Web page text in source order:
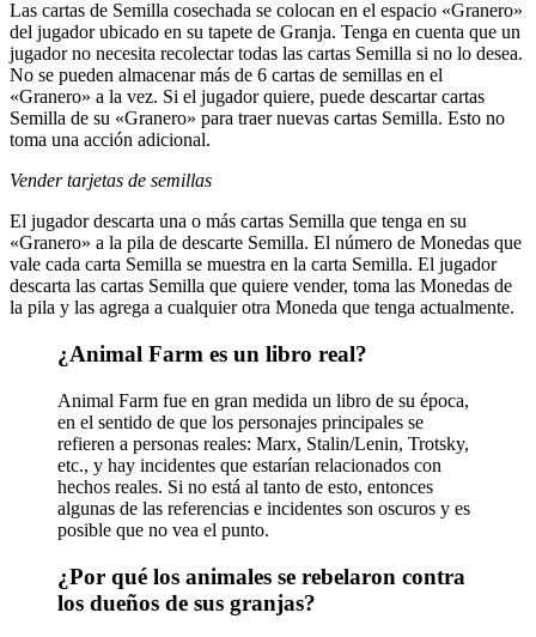
Las cartas de Semilla cosechada se colocan en el espacio «Granero»
del jugador ubicado en su tapete de Granja. Tenga en cuenta que un
jugador no necesita recolectar todas las cartas Semilla si no lo desea.
No se pueden almacenar más de 6 cartas de semillas en el
«Granero» a la vez. Si el jugador quiere, puede descartar cartas
Semilla de su «Granero» para traer nuevas cartas Semilla. Esto no
toma una acción adicional.
Vender tarjetas de semillas
El jugador descarta una o más cartas Semilla que tenga en su
«Granero» a la pila de descarte Semilla. El número de Monedas que
vale cada carta Semilla se muestra en la carta Semilla. El jugador
descarta las cartas Semilla que quiere vender, toma las Monedas de
la pila y las agrega a cualquier otra Moneda que tenga actualmente.
¿Animal Farm es un libro real?
Animal Farm fue en gran medida un libro de su época,
en el sentido de que los personajes principales se
refieren a personas reales: Marx, Stalin/Lenin, Trotsky,
etc., y hay incidentes que estarían relacionados con
hechos reales. Si no está al tanto de esto, entonces
algunas de las referencias e incidentes son oscuros y es
posible que no vea el punto.
¿Por qué los animales se rebelaron contra
los dueños de sus granjas?